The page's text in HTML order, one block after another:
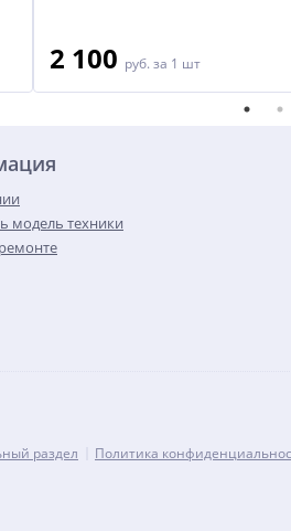
2 100 руб. за 1 шт
модель техники
раздел Политика